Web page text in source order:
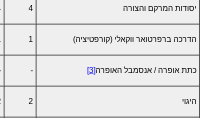
יסודות המרקם והצורה 4
הדרכה ברפרטואר ווקאלי (קורפטיציה) 1
כתת אופרה / אנסמבל האופרה[3]
-
היגוי 2